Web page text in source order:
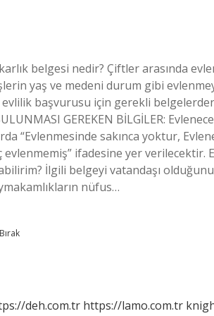
belgesi nedir? Çiftler arasında
yaş ve medeni durum gibi
evlilik başvurusu için gerekli
GEREKEN BİLGİLER:
“Evlenmesinde sakınca yoktur,
ifadesine yer verilecektir.
İlgili belgeyi vatandaşı
nüfus…
deh.com.tr https://lamo.com.tr